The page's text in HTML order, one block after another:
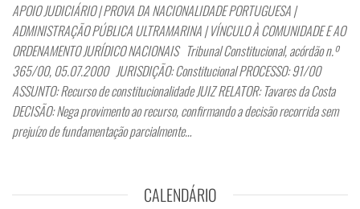
APOIO JUDICIÁRIO | PROVA DA NACIONALIDADE PORTUGUESA |
ADMINISTRAÇÃO PÚBLICA ULTRAMARINA | VÍNCULO À COMUNIDADE E AO
ORDENAMENTO JURÍDICO NACIONAIS Tribunal Constitucional, acórdão n.º
365/00, 05.07.2000 JURISDIÇÃO: Constitucional PROCESSO: 91/00
ASSUNTO: Recurso de constitucionalidade JUIZ RELATOR: Tavares da Costa
DECISÃO: Nega provimento ao recurso, confirmando a decisão recorrida sem
prejuízo de fundamentação parcialmente…
CALENDÁRIO